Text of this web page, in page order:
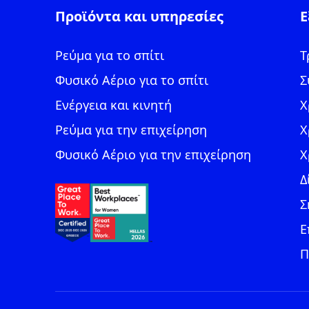
Προϊόντα και υπηρεσίες
Ρεύμα για το σπίτι
Φυσικό Αέριο για το σπίτι
Ενέργεια και κινητή
Ρεύμα για την επιχείρηση
Φυσικό Αέριο για την επιχείρηση